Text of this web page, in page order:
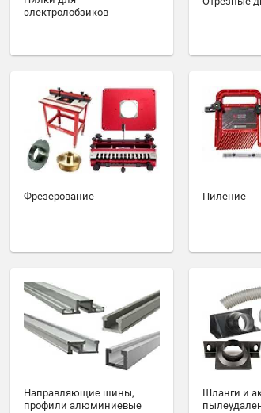
электролобзиков
Фрезерование Пиление
Направляющие шины,
профили алюминиевые
Шланги и